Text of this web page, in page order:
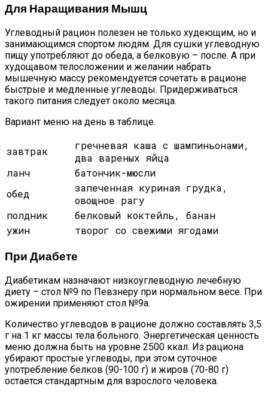
Для Наращивания Мышц
Углеводный рацион полезен не только худеющим, но и
занимающимся спортом людям. Для сушки углеводную
пищу употребляют до обеда, а белковую – после. А при
худощавом телосложении и желании набрать
мышечную массу рекомендуется сочетать в рационе
быстрые и медленные углеводы. Придерживаться
такого питания следует около месяца.
Вариант меню на день в таблице.
завтрак
гречневая каша с шампиньонами,
два вареных яйца
ланч
батончик-мюсли
обед
запеченная куриная грудка,
овощное рагу
полдник
белковый коктейль, банан
ужин
творог со свежими ягодами
При Диабете
Диабетикам назначают низкоуглеводную лечебную
диету – стол №9 по Певзнеру при нормальном весе. При
ожирении применяют стол №9а.
Количество углеводов в рационе должно составлять 3,5
г на 1 кг массы тела больного. Энергетическая ценность
меню должна быть на уровне 2500 ккал. Из рациона
убирают простые углеводы, при этом суточное
употребление белков (90-100 г) и жиров (70-80 г)
остается стандартным для взрослого человека.